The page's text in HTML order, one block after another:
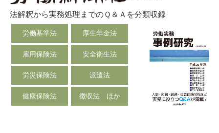
法解釈から実務処理までのＱ＆Ａを分類収録
労働基準法 厚生年金法
雇用保険法 安全衛生法
労災保険法 派遣法
健康保険法 徴収法 ほか